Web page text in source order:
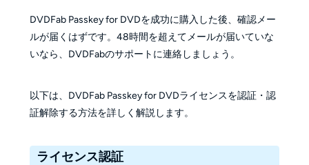
DVDFab Passkey for DVDを成功に購入した後、確認メー
ルが届くはずです。48時間を超えてメールが届いていな
いなら、DVDFabのサポートに連絡しましょう。
以下は、DVDFab Passkey for DVDライセンスを認証・認
証解除する方法を詳しく解説します。
ライセンス認証